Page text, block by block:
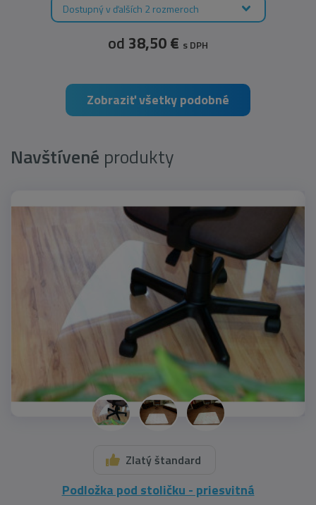
Dostupný v ďalších 2 rozmeroch
od 38,50 € s DPH
Zobraziť všetky podobné
Navštívené produkty
Zlatý štandard
Podložka pod stoličku - priesvitná